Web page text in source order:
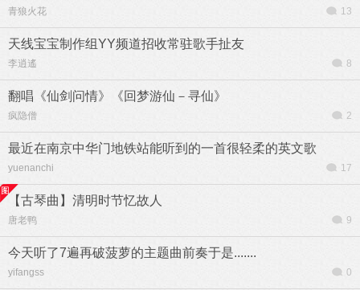
青狼火花 13
天线宝宝制作组YY频道招收常驻歌手扯友
李逍遙 8
翻唱《仙剑问情》《回梦游仙－寻仙》
疯隐僧 2
最近在南京中华门地铁站能听到的一首很轻柔的英文歌
yuenanchi 17
【古琴曲】清明时节忆故人
唐老鸭 9
今天听了7遍再破菠萝的主题曲前奏于是.......
yifangss 0